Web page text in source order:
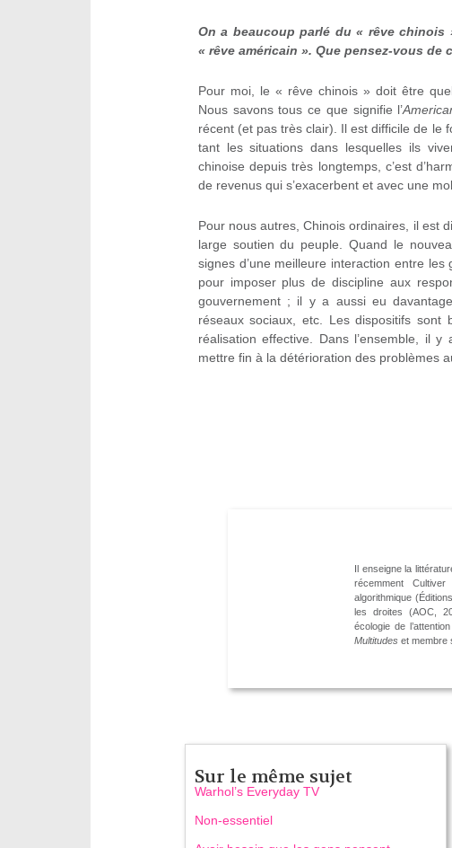
On a beaucoup parlé du « rêve
« rêve américain ». Que pensez-vous de
Pour moi, le « rêve chinois » doit être
Nous savons tous ce que signifie l’
récent (et pas très clair). Il est difficile de le
tant les situations dans lesquelles ils
chinoise depuis très longtemps, c’est
de revenus qui s’exacerbent et avec une
Pour nous autres, Chinois ordinaires, il est
large soutien du peuple. Quand le
signes d’une meilleure interaction entre
pour imposer plus de discipline aux
gouvernement ; il y a aussi eu
réseaux sociaux, etc. Les dispositifs
réalisation effective. Dans l’ensemble, il
mettre fin à la détérioration des problèmes
Il enseigne la
récemment
algorithmique
les droites (AOC,
écologie de
Multitudes et membre
Sur le même sujet
Warhol’s Everyday TV
Non-essentiel